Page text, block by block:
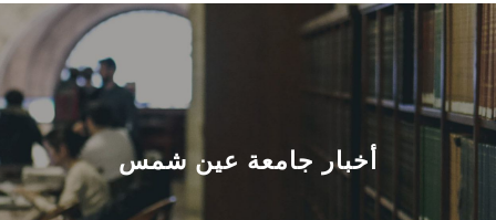
الرئيسيـة
عن الجامعة
القطاعـات أخبار جامعة عين شمس